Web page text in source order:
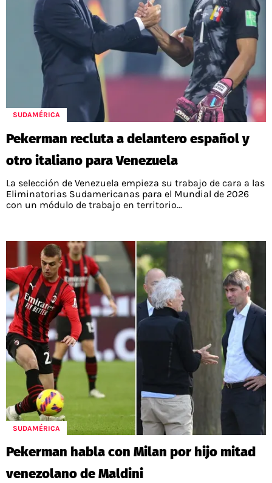
SUDAMÉRICA
Pekerman recluta a delantero español y
otro italiano para Venezuela
La selección de Venezuela empieza su trabajo de cara a las
Eliminatorias Sudamericanas para el Mundial de 2026
con un módulo de trabajo en territorio...
SUDAMÉRICA
Pekerman habla con Milan por hijo mitad
venezolano de Maldini